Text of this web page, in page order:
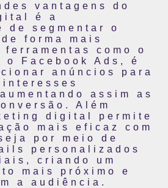
vantagens do
é a
de segmentar o
forma mais
ferramentas como o
o Facebook Ads, é
anúncios para
interesses
assim as
Além
digital permite
mais eficaz com
por meio de
personalizados
criando um
mais próximo e
a audiência.